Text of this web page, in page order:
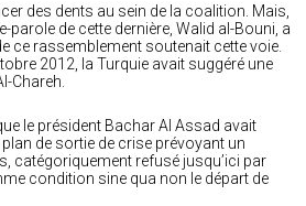
des dents au sein de la coalition. Mais,
parole de cette dernière, Walid al-Bouni, a
ce rassemblement soutenait cette voie.
2012, la Turquie avait suggéré une
Chareh.
le président Bachar Al Assad avait
de sortie de crise prévoyant un
catégoriquement refusé jusqu’ici par
condition sine qua non le départ de